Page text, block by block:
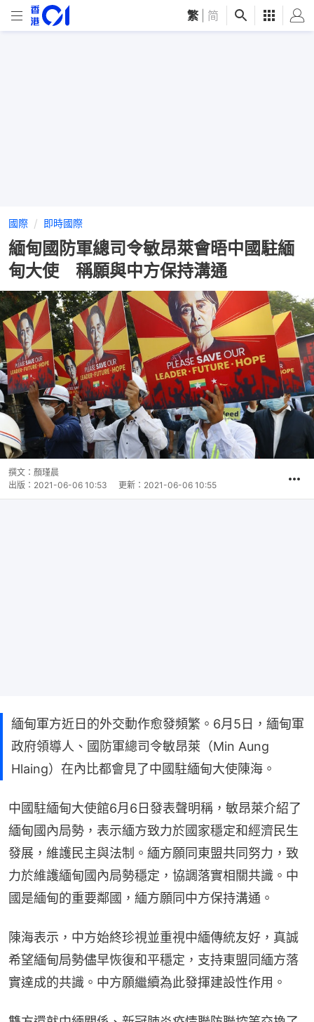
繁 简
國際 即時國際
緬甸國防軍總司令敏昂萊會晤中國駐緬
甸大使 稱願與中方保持溝通
撰文： 顏瑾晨
出版： 2021-06-06 10:53 更新： 2021-06-06 10:55
緬甸軍方近日的外交動作愈發頻繁。6月5日，緬甸軍
政府領導人、國防軍總司令敏昂萊（Min Aung
Hlaing）在內比都會見了中國駐緬甸大使陳海。
中國駐緬甸大使館6月6日發表聲明稱，敏昂萊介紹了
緬甸國內局勢，表示緬方致力於國家穩定和經濟民生
發展，維護民主與法制。緬方願同東盟共同努力，致
力於維護緬甸國內局勢穩定，協調落實相關共識。中
國是緬甸的重要鄰國，緬方願同中方保持溝通。
陳海表示，中方始終珍視並重視中緬傳統友好，真誠
希望緬甸局勢儘早恢復和平穩定，支持東盟同緬方落
實達成的共識。中方願繼續為此發揮建設性作用。